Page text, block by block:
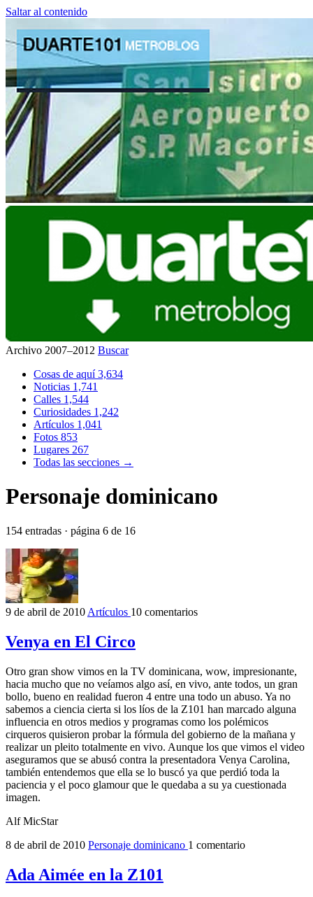
Saltar al contenido
Archivo 2007–2012 Buscar
Cosas de aquí3,634
Noticias 1,741
Calles 1,544
Curiosidades 1,242
Artículos 1,041
Fotos 853
Lugares 267
Todas las secciones →
Personaje dominicano
154 entradas · página 6 de 16
9 de abril de 2010 Artículos 10 comentarios
Venya en El Circo
Otro gran show vimos en la TV dominicana, wow, impresionante,
hacia mucho que no veíamos algo así, en vivo, ante todos, un gran
bollo, bueno en realidad fueron 4 entre una todo un abuso. Ya no
sabemos a ciencia cierta si los líos de la Z101 han marcado alguna
influencia en otros medios y programas como los polémicos
cirqueros quisieron probar la fórmula del gobierno de la mañana y
realizar un pleito totalmente en vivo. Aunque los que vimos el video
aseguramos que se abusó contra la presentadora Venya Carolina,
también entendemos que ella se lo buscó ya que perdió toda la
paciencia y el poco glamour que le quedaba a su ya cuestionada
imagen.
Alf MicStar
8 de abril de 2010 Personaje dominicano 1 comentario
Ada Aimée en la Z101